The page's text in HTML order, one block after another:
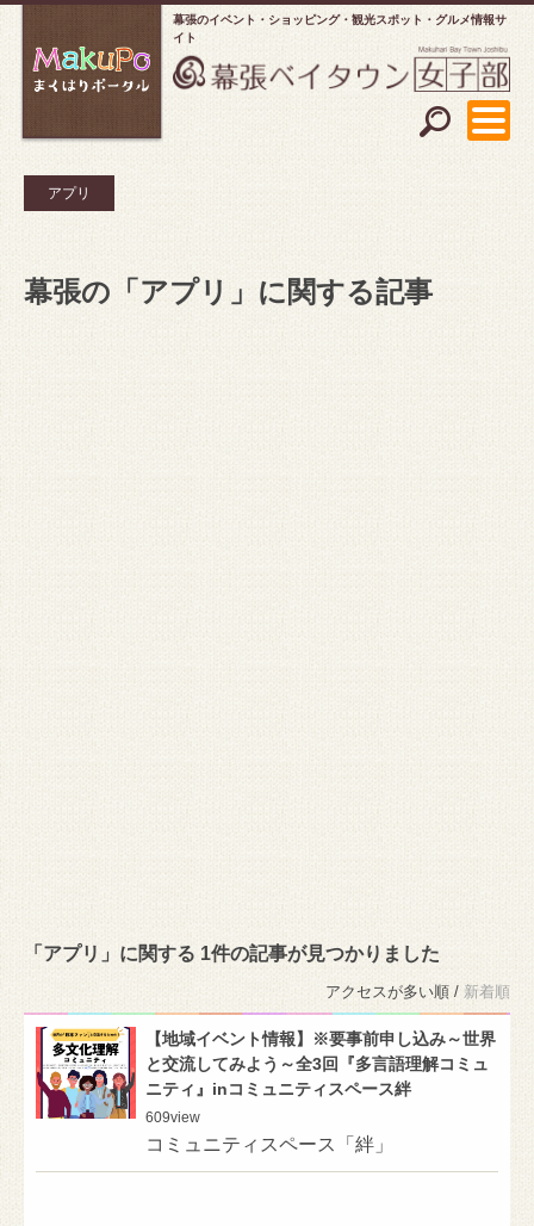
幕張のイベント・ショッピング
観光スポット・グルメ情報サ
イト
アプリ
幕張の「アプリ」に関する記事
「アプリ」に関する 1件の記事が見つかりました
アクセスが多い順 / 新着順
【地域イベント情報】※要事前申し込み～世界
と交流してみよう～全3回『多言語理解コミュ
ニティ』inコミュニティスペース絆
609view
コミュニティスペース「絆」